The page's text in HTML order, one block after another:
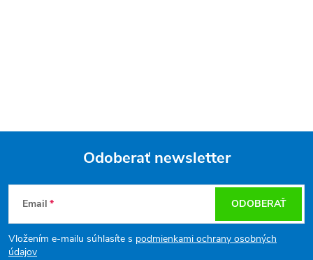
Z
á
Odoberať newsletter
Email
Vložením e-mailu súhlasíte s podmienkami ochrany osobných
údajov
ODOBERAŤ